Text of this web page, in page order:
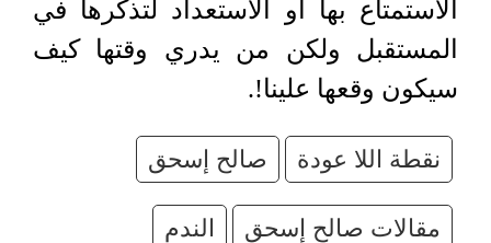
الاستمتاع بها أو الاستعداد لتذكرها في
المستقبل ولكن من يدري وقتها كيف
سيكون وقعها علينا!.
نقطة اللا عودة صالح إسحق
مقالات صالح إسحق الندم